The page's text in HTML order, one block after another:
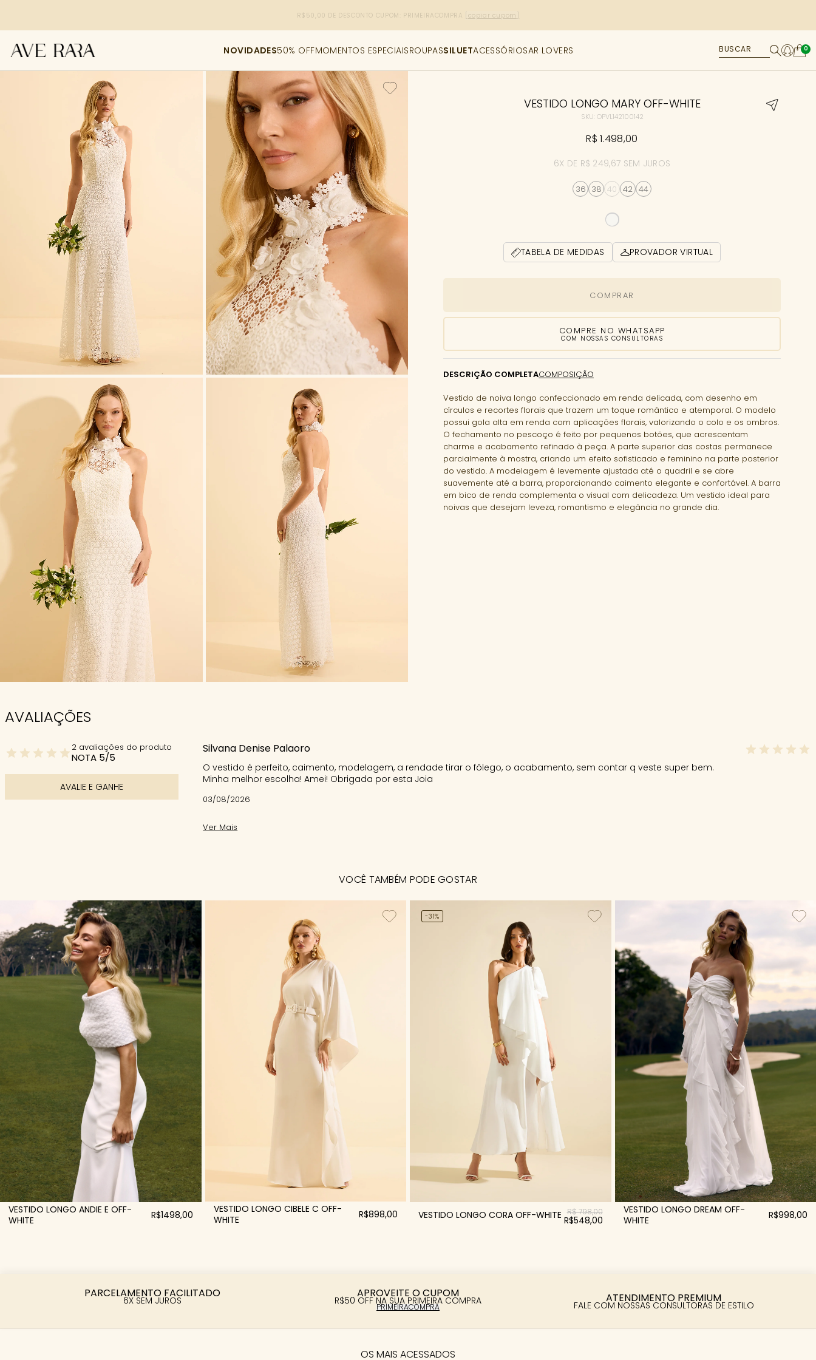
R$50,00 DE DESCONTO CUPOM: PRIMEIRACOMPRA [copiar cupom]
NOVIDADES50% OFFMOMENTOS ESPECIAISROUPASSILUETACESSÓRIOSAR LOVERS 0
VESTIDO LONGO MARY OFF-WHITE
SKU: OPVL142100142
R$ 1.498,00
6X DE R$ 249,67 SEM JUROS
36 38 40 42 44
TABELA DE MEDIDAS PROVADOR VIRTUAL
COMPRAR
COMPRE NO WHATSAPP
COM NOSSAS CONSULTORAS
DESCRIÇÃO COMPLETACOMPOSIÇÃO
Vestido de noiva longo confeccionado em renda delicada, com desenho em
círculos e recortes florais que trazem um toque romântico e atemporal. O modelo
possui gola alta em renda com aplicações florais, valorizando o colo e os ombros.
O fechamento no pescoço é feito por pequenos botões, que acrescentam
charme e acabamento refinado à peça. A parte superior das costas permanece
parcialmente à mostra, criando um efeito sofisticado e feminino na parte posterior
do vestido. A modelagem é levemente ajustada até o quadril e se abre
suavemente até a barra, proporcionando caimento elegante e confortável. A barra
em bico de renda complementa o visual com delicadeza. Um vestido ideal para
noivas que desejam leveza, romantismo e elegância no grande dia.
AVALIAÇÕES
2 avaliações do produto
NOTA 5/5
AVALIE E GANHE
Silvana Denise Palaoro
O vestido é perfeito, caimento, modelagem, a rendade tirar o fôlego, o acabamento, sem contar q veste super bem.
Minha melhor escolha! Amei! Obrigada por esta Joia
03/08/2026
Ver Mais
VOCÊ TAMBÉM PODE GOSTAR
VESTIDO LONGO ANDIE E OFF-
WHITE
R$1498,00
VESTIDO LONGO CIBELE C OFF-
WHITE
R$898,00
-31%
VESTIDO LONGO CORA OFF-WHITE R$ 798,00
R$548,00
VESTIDO LONGO DREAM OFF-
WHITE
R$998,00
PARCELAMENTO FACILITADO
6X SEM JUROS
APROVEITE O CUPOM
R$50 OFF NA SUA PRIMEIRA COMPRA
PRIMEIRACOMPRA
ATENDIMENTO PREMIUM
FALE COM NOSSAS CONSULTORAS DE ESTILO
OS MAIS ACESSADOS